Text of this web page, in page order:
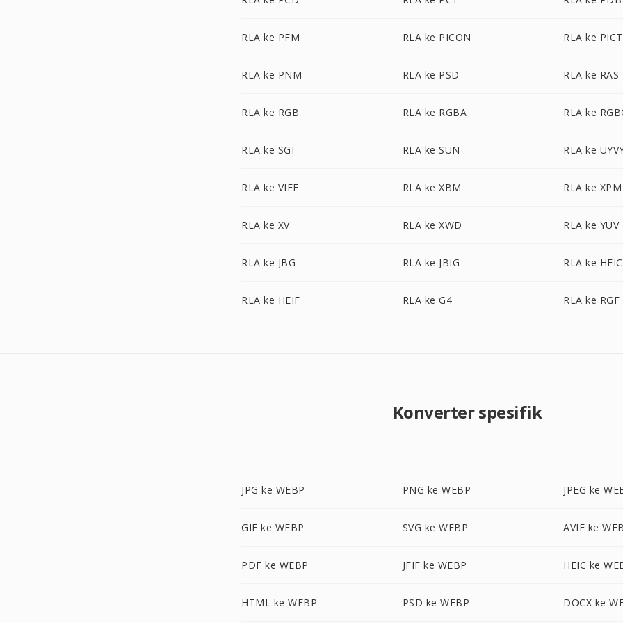
RLA ke PFM RLA ke PICON RLA ke PICT
RLA ke PNM RLA ke PSD RLA ke RAS
RLA ke RGB RLA ke RGBA RLA ke
RLA ke SGI RLA ke SUN RLA ke
RLA ke VIFF RLA ke XBM RLA ke XPM
RLA ke XV RLA ke XWD RLA ke YUV
RLA ke JBG RLA ke JBIG RLA ke HEIC
RLA ke HEIF RLA ke G4 RLA ke RGF
Konverter spesifik
JPG ke WEBP PNG ke WEBP JPEG ke
GIF ke WEBP SVG ke WEBP AVIF ke
PDF ke WEBP JFIF ke WEBP HEIC ke
HTML ke WEBP PSD ke WEBP DOCX ke